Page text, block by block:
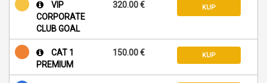
VIP
CORPORATE
CLUB GOAL
320.00 € KUP
CAT 1
PREMIUM
150.00 € KUP